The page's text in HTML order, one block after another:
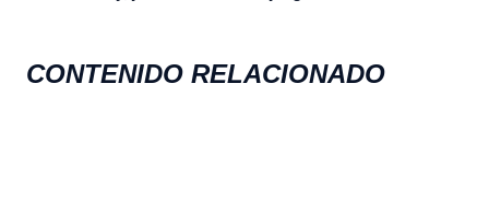
CONTENIDO RELACIONADO